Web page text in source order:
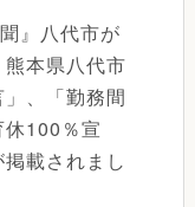
』八代市が
本県八代市
、「勤務間
100％宣
載されまし